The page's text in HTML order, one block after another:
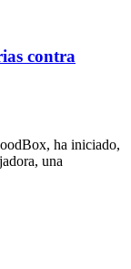
contra
ha iniciado,
una